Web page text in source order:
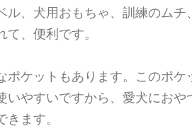
ル、犬用おもちゃ、訓練のム
、便利です。
ポケットもあります。このポケ
いやすいですから、愛犬におや
ます。